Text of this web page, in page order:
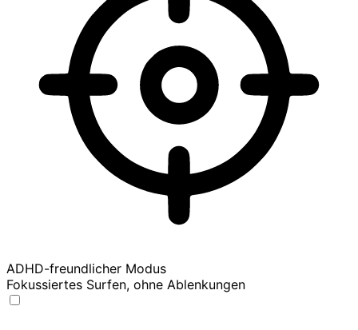
ADHD-freundlicher Modus
Fokussiertes Surfen, ohne Ablenkungen